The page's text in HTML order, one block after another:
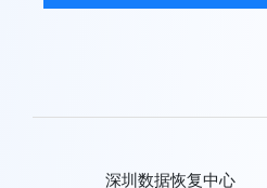
深圳数据恢复中心